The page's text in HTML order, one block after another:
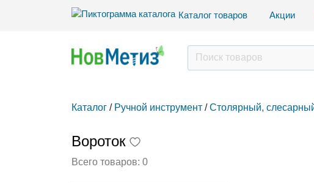
Каталог товаров Акции
Каталог / Ручной инструмент / Столярный,
Вороток
Всего товаров: 0